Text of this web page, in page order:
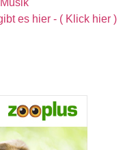
es hier - ( Klick hier )